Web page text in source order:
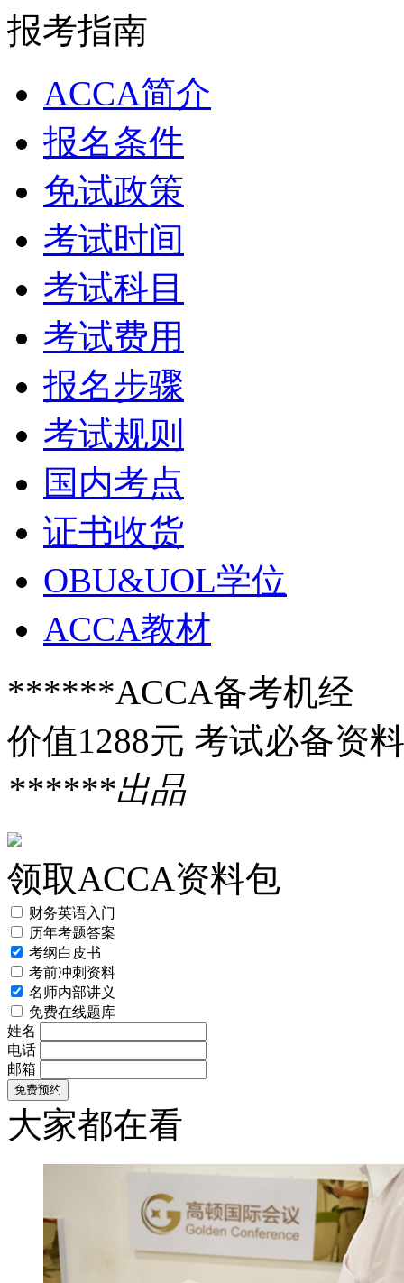
报考指南
ACCA简介
报名条件
免试政策
考试时间
考试科目
考试费用
报名步骤
考试规则
国内考点
证书收货
OBU&UOL学位
ACCA教材
******ACCA备考机经
价值1288元 考试必备资料
******出品
领取ACCA资料包
财务英语入门
历年考题答案
考纲白皮书
考前冲刺资料
名师内部讲义
免费在线题库
姓名
电话
邮箱
大家都在看